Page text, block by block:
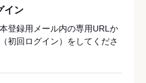
イン
登録用メール内の専用URLか
初回ログイン）をしてくださ